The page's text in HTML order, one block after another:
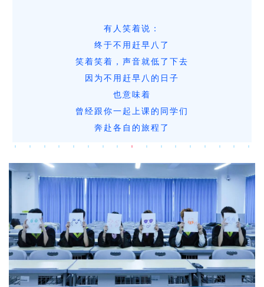
有人笑着说：
终于不用赶早八了
笑着笑着，声音就低了下去
因为不用赶早八的日子
也意味着
曾经跟你一起上课的同学们
奔赴各自的旅程了